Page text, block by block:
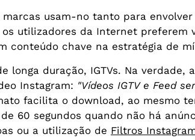
usam-no tanto para
utilizadores da Internet preferem
conteúdo chave na estratégia de
duração, IGTVs. Na verdade,
Instagram: "Vídeos IGTV e Feed
facilita o download, ao mesmo
60 segundos quando não há
ou a utilização de Filtros